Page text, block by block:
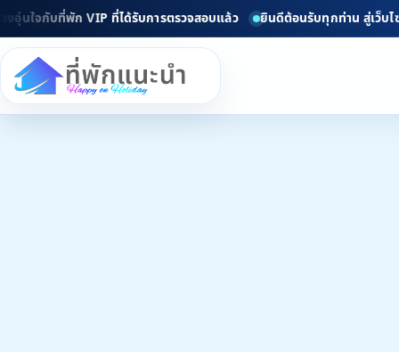
บที่พัก VIP ที่ได้รับการตรวจสอบแล้ว ยินดีต้อนรับทุกท่าน สู่เว็บไซต์ของ